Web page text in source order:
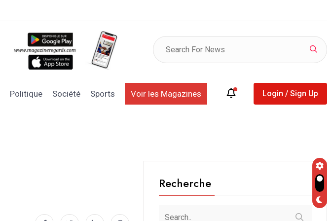
Politique Société Sports Voir les Magazines Login / Sign Up
Recherche